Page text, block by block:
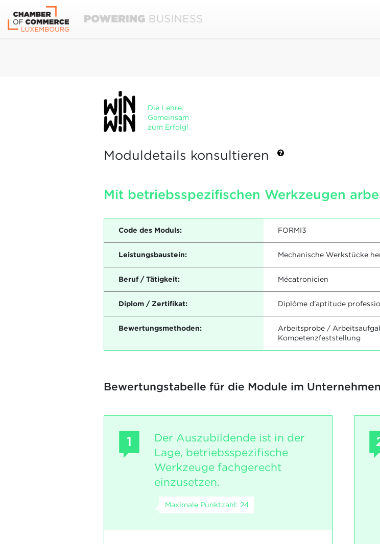
Die Lehre:
Gemeinsam
zum Erfolg!
Moduldetails konsultieren
Mit betriebsspezifischen Werkzeugen
Code des Moduls: FORMI3
Leistungsbaustein: Mechanische Werkstücke
Beruf / Tätigkeit: Mécatronicien
Diplom / Zertifikat: Diplôme d'aptitude
Bewertungsmethoden:
Arbeitsprobe /
Kompetenzfeststellung
Bewertungstabelle für die Module im Unternehmen
1
Der Auszubildende ist in der
Lage, betriebsspezifische
Werkzeuge fachgerecht
einzusetzen.
Maximale Punktzahl: 24